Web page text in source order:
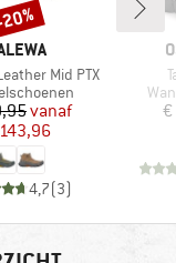
Mid PTX
Prijs
Verlaagde prijs
vanaf
4,7(3)
€